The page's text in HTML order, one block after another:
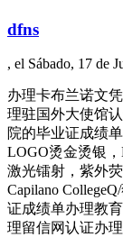
dfns
, el Sábado, 17 de
办理卡布兰诺文
理驻国外大使馆
院的毕业证成绩
LOGO烫金烫银
激光镭射，紫外
Capilano
证成绩单办理教
理留信网认证办